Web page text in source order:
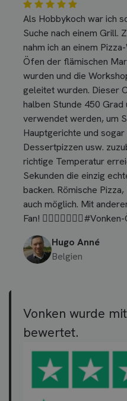
Als Hobbykoch war ich
Suche nach einem Grill.
nahm ich an einem
Öfen der flämischen
wurden und die
geleitet wurden. Dieser
halben Stunde 450 Grad
verwendet werden, um
Hauptgerichte und
Dessertpizzen usw.
richtige Temperatur
Sekunden die einzig
backen. Römische
auch möglich. Mit
Fan!
Hugo Anné
Belgien
Vonken wurde mit
bewertet.